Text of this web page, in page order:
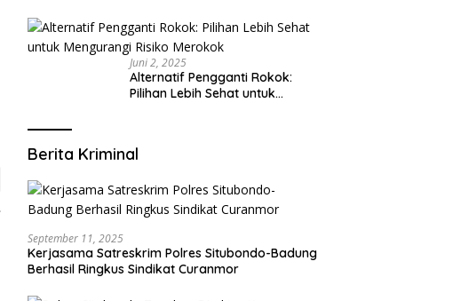
yang Mengerti Kebutuhanmu
Juni 2, 2025
Alternatif Pengganti Rokok:
Pilihan Lebih Sehat untuk
Berita Kriminal
September 11, 2025
Kerjasama Satreskrim Polres Situbondo-Badung
Berhasil Ringkus Sindikat Curanmor